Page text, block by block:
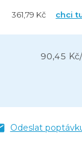
90,45 Kč/
361,79 Kč chci
Odeslat